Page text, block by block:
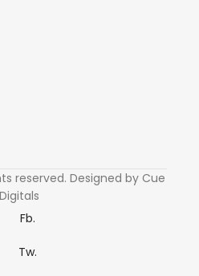
reserved. Designed by Cue
Digitals
Fb.
Tw.